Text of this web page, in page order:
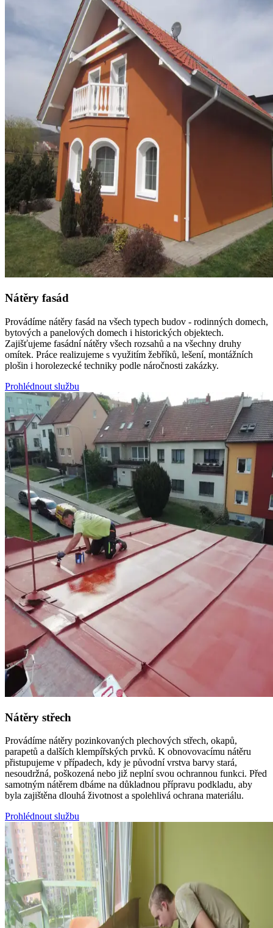
Nátěry fasád
Provádíme nátěry fasád na všech typech budov - rodinných domech,
bytových a panelových domech i historických objektech.
Zajišťujeme fasádní nátěry všech rozsahů a na všechny druhy
omítek. Práce realizujeme s využitím žebříků, lešení, montážních
plošin i horolezecké techniky podle náročnosti zakázky.
Prohlédnout službu
Nátěry střech
Provádíme nátěry pozinkovaných plechových střech, okapů,
parapetů a dalších klempířských prvků. K obnovovacímu nátěru
přistupujeme v případech, kdy je původní vrstva barvy stará,
nesoudržná, poškozená nebo již neplní svou ochrannou funkci. Před
samotným nátěrem dbáme na důkladnou přípravu podkladu, aby
byla zajištěna dlouhá životnost a spolehlivá ochrana materiálu.
Prohlédnout službu